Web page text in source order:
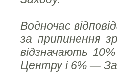
Водночас
за припинення
відзначають
Центру і 6% —